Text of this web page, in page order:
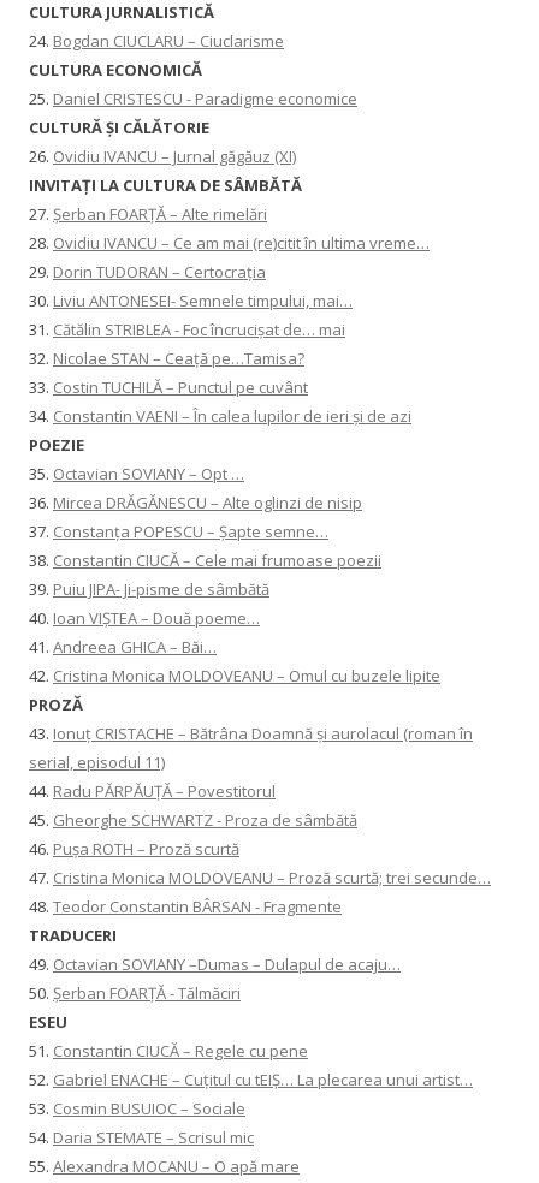
CULTURA JURNALISTICĂ
24. Bogdan CIUCLARU – Ciuclarisme
CULTURA ECONOMICĂ
25. Daniel CRISTESCU - Paradigme economice
CULTURĂ ȘI CĂLĂTORIE
26. Ovidiu IVANCU – Jurnal găgăuz (XI)
INVITAŢI LA CULTURA DE SÂMBĂTĂ
27. Șerban FOARȚĂ – Alte rimelări
28. Ovidiu IVANCU – Ce am mai (re)citit în ultima vreme…
29. Dorin TUDORAN – Certocrația
30. Liviu ANTONESEI- Semnele timpului, mai…
31. Cătălin STRIBLEA - Foc încrucișat de… mai
32. Nicolae STAN – Ceață pe…Tamisa?
33. Costin TUCHILĂ – Punctul pe cuvânt
34. Constantin VAENI – În calea lupilor de ieri și de azi
POEZIE
35. Octavian SOVIANY – Opt …
36. Mircea DRĂGĂNESCU – Alte oglinzi de nisip
37. Constanţa POPESCU – Șapte semne…
38. Constantin CIUCĂ – Cele mai frumoase poezii
39. Puiu JIPA- Ji-pisme de sâmbătă
40. Ioan VIȘTEA – Două poeme…
41. Andreea GHICA – Băi…
42. Cristina Monica MOLDOVEANU – Omul cu buzele lipite
PROZĂ
43. Ionuţ CRISTACHE – Bătrâna Doamnă și aurolacul (roman în
serial, episodul 11)
44. Radu PĂRPĂUȚĂ – Povestitorul
45. Gheorghe SCHWARTZ - Proza de sâmbătă
46. Pușa ROTH – Proză scurtă
47. Cristina Monica MOLDOVEANU – Proză scurtă; trei secunde…
48. Teodor Constantin BÂRSAN - Fragmente
TRADUCERI
49. Octavian SOVIANY –Dumas – Dulapul de acaju…
50. Șerban FOARȚĂ - Tălmăciri
ESEU
51. Constantin CIUCĂ – Regele cu pene
52. Gabriel ENACHE – Cuțitul cu tEIȘ… La plecarea unui artist…
53. Cosmin BUSUIOC – Sociale
54. Daria STEMATE – Scrisul mic
55. Alexandra MOCANU – O apă mare